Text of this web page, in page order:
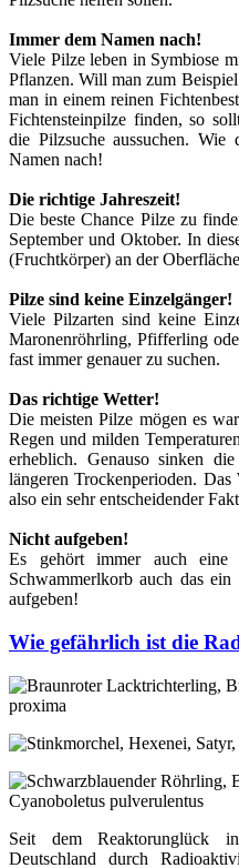
Immer dem Namen nach!
Viele Pilze leben in Symbiose
Pflanzen. Will man zum
man in einem reinen
Fichtensteinpilze finden, so
die Pilzsuche aussuchen.
Namen nach!
Die richtige Jahreszeit!
Die beste Chance Pilze zu
September und Oktober. In
(Fruchtkörper) an der
Pilze sind keine Einzelgänger!
Viele Pilzarten sind keine
Maronenröhrling, Pfifferling
fast immer genauer zu suchen.
Das richtige Wetter!
Die meisten Pilze mögen es
Regen und milden
erheblich. Genauso sinken
längeren Trockenperioden.
also ein sehr entscheidender
Nicht aufgeben!
Es gehört immer auch
Schwammerlkorb auch das
aufgeben!
Wie gefährlich ist die
Seit dem Reaktorunglück
Deutschland durch